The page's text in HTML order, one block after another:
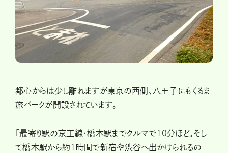
都心からは少し離れますが東京の西側、八王子にもくるま
旅パークが開設されています。
「最寄り駅の京王線・橋本駅までクルマで10分ほど。そし
て橋本駅から約1時間で新宿や渋谷へ出かけられるの